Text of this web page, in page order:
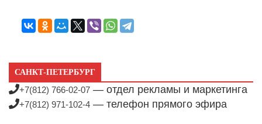
САНКТ-ПЕТЕРБУРГ
+7(812) 766-02-07 — отдел рекламы и маркетинга
+7(812) 971-102-4 — телефон прямого эфира